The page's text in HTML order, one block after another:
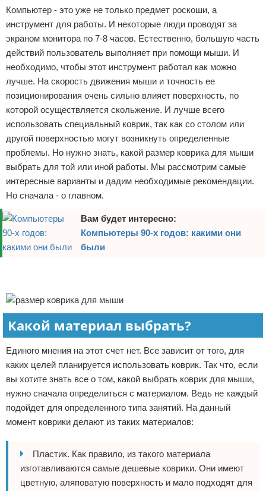
Программное обеспечение
Для автомобиля
Разное
Отказ от ответственности
Компьютер - это уже не только предмет роскоши, а
инструмент для работы. И некоторые люди проводят за
экраном монитора по 7-8 часов. Естественно, большую часть
действий пользователь выполняет при помощи мыши. И
необходимо, чтобы этот инструмент работал как можно
лучше. На скорость движения мыши и точность ее
позиционирования очень сильно влияет поверхность, по
которой осуществляется скольжение. И лучше всего
использовать специальный коврик, так как со столом или
другой поверхностью могут возникнуть определенные
проблемы. Но нужно знать, какой размер коврика для мыши
выбрать для той или иной работы. Мы рассмотрим самые
интересные варианты и дадим необходимые рекомендации.
Но сначала - о главном.
Вам будет интересно:
Компьютеры 90-х годов: какими они
были
Какой материал выбрать?
Единого мнения на этот счет нет. Все зависит от того, для
каких целей планируется использовать коврик. Так что, если
вы хотите знать все о том, какой выбрать коврик для мыши,
нужно сначала определиться с материалом. Ведь не каждый
подойдет для определенного типа занятий. На данный
момент коврики делают из таких материалов:
Пластик. Как правило, из такого материала
изготавливаются самые дешевые коврики. Они имеют
цветную, аляповатую поверхность и мало подходят для